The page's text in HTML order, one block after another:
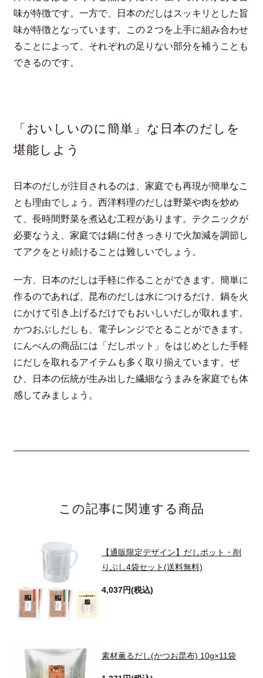
味が特徴です。一方で、日本のだしはスッキリとした旨
味が特徴となっています。この２つを上手に組み合わせ
ることによって、それぞれの足りない部分を補うことも
できるのです。
「おいしいのに簡単」な日本のだしを
堪能しよう
日本のだしが注目されるのは、家庭でも再現が簡単なこ
とも理由でしょう。西洋料理のだしは野菜や肉を炒め
て、長時間野菜を煮込む工程があります。テクニックが
必要なうえ、家庭では鍋に付きっきりで火加減を調節し
てアクをとり続けることは難しいでしょう。
一方、日本のだしは手軽に作ることができます。簡単に
作るのであれば、昆布のだしは水につけるだけ、鍋を火
にかけて引き上げるだけでもおいしいだしが取れます。
かつおぶしだしも、電子レンジでとることができます。
にんべんの商品には「だしポット」をはじめとした手軽
にだしを取れるアイテムも多く取り揃えています。ぜ
ひ、日本の伝統が生み出した繊細なうまみを家庭でも体
感してみましょう。
この記事に関連する商品
【通販限定デザイン】だしポット・削
りぶし4袋セット(送料無料)
4,037円(税込)
素材薫るだし(かつお昆布) 10g×11袋